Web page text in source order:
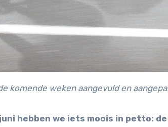
komende weken aangevuld en
hebben we iets moois in petto: